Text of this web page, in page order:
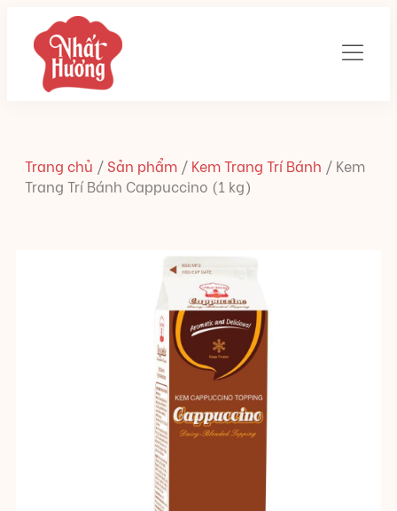
Trang chủ / Sản phẩm / Kem Trang Trí Bánh / Kem
Trang Trí Bánh Cappuccino (1 kg)